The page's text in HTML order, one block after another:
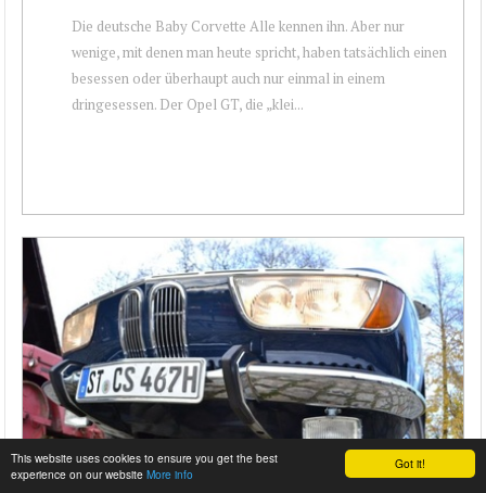
Got it!
This website uses cookies to ensure you get the best
experience on our website More info
Die deutsche Baby Corvette Alle kennen ihn. Aber nur
wenige, mit denen man heute spricht, haben tatsächlich einen
besessen oder überhaupt auch nur einmal in einem
dringesessen. Der Opel GT, die „klei...